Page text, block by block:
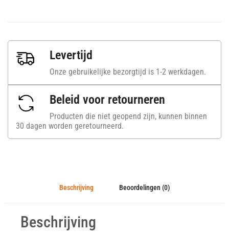
Levertijd
Onze gebruikelijke bezorgtijd is 1-2 werkdagen.
Beleid voor retourneren
Producten die niet geopend zijn, kunnen binnen
30 dagen worden geretourneerd.
Beschrijving Beoordelingen (0)
Beschrijving